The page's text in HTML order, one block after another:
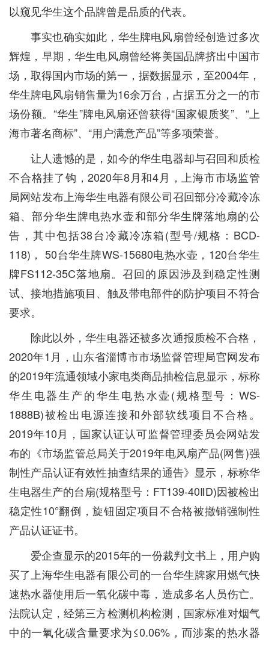
以窥见华生这个品牌曾是品质的代表。
事实也确实如此，华生牌电风扇曾经创造过多次
辉煌，早期，华生电风扇曾经将美国品牌挤出中国市
场，取得国内市场的第一，据数据显示，至2004年，
华生牌电风扇销售量为16余万台，占据五分之一的市
场份额。“华生”牌电风扇还曾获得“国家银质奖”、“上
海市著名商标”、“用户满意产品”等多项荣誉。
让人遗憾的是，如今的华生电器却与召回和质检
不合格挂了钩，2020年8月和4月，上海市市场监管
局网站发布上海华生电器有限公司召回部分冷藏冷冻
箱、部分华生牌电热水壶和部分华生牌落地扇的公
告，其中包括38台冷藏冷冻箱(型号/规格：BCD-
118)， 50台华生牌WS-15680电热水壶，120台华生
牌FS112-35C落地扇。召回的原因涉及到稳定性测
试、接地措施项目、触及带电部件的防护项目不符合
要求。
除此以外，华生电器还被多次通报质检不合格，
2020年1月，山东省淄博市市场监督管理局官网发布
的2019年流通领域小家电类商品抽检信息显示，标称
华生电器生产的华生电热水壶(规格型号：WS-
1888B)被检出电源连接和外部软线项目不合格。
2019年10月，国家认证认可监督管理委员会网站发
布的《市场监管总局关于2019年电风扇产品(网售)强
制性产品认证有效性抽查结果的通告》显示，标称华
生电器生产的台扇(规格型号：FT139-40ⅡD)因被检出
稳定性10°翻倒，旋钮固定项目不合格被撤销强制性
产品认证证书。
爱企查显示的2015年的一份裁判文书上，用户购
买了上海华生电器有限公司的一台华生牌家用燃气快
速热水器使用后一氧化碳中毒，造成多名人员伤亡。
法院认定，经第三方检测机构检测，国家标准对烟气
中的一氧化碳含量要求为≤0.06%，而涉案的热水器